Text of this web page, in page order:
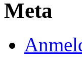
Meta